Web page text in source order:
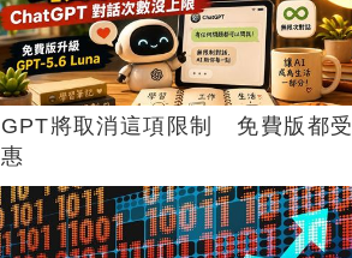
GPT將取消這項限制 免費版都受
惠